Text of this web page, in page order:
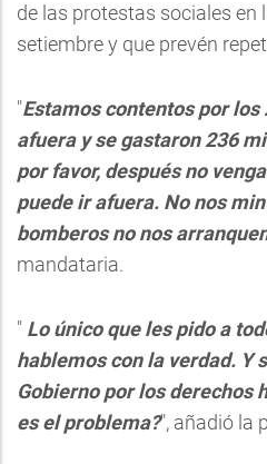
de las protestas sociales en
setiembre y que prevén
"Estamos contentos por los
afuera y se gastaron 236
por favor, después no
puede ir afuera. No nos
bomberos no nos
mandataria.
" Lo único que les pido a
hablemos con la verdad. Y
Gobierno por los derechos
es el problema?", añadió la